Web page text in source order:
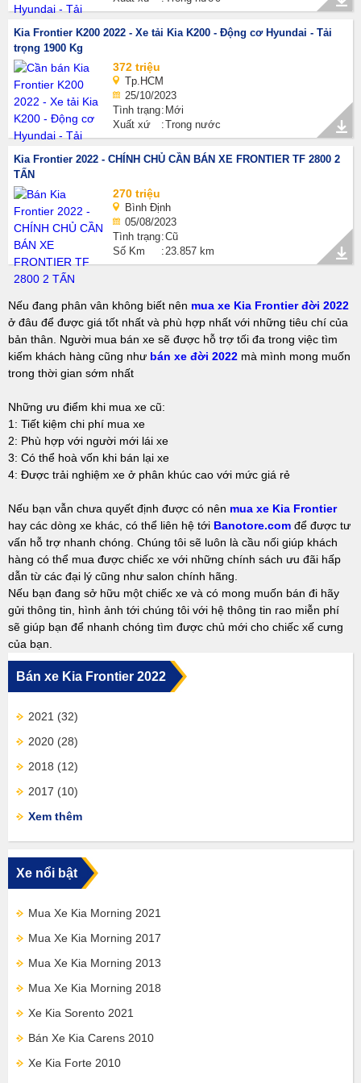
Kia Frontier K200 2022 - Xe tải Kia K200 - Động cơ Hyundai - Tải
trọng 1900 Kg
372 triệu
Tp.HCM
25/10/2023
Tình trạng Mới
Xuất xứ
Trong nước
Kia Frontier 2022 - CHÍNH CHỦ CẦN BÁN XE FRONTIER TF 2800 2
TẤN
270 triệu
Bình Định
05/08/2023
Tình trạng Cũ
Số Km
23.857 km
Nếu đang phân vân không biết nên mua xe Kia Frontier đời 2022
ở đâu để được giá tốt nhất và phù hợp nhất với những tiêu chí của
bản thân. Người mua bán xe sẽ được hỗ trợ tối đa trong việc tìm
kiếm khách hàng cũng như bán xe đời 2022 mà mình mong muốn
trong thời gian sớm nhất
Những ưu điểm khi mua xe cũ:
1: Tiết kiệm chi phí mua xe
2: Phù hợp với người mới lái xe
3: Có thể hoà vốn khi bán lại xe
4: Được trải nghiệm xe ở phân khúc cao với mức giá rẻ
Nếu bạn vẫn chưa quyết định được có nên mua xe Kia Frontier
hay các dòng xe khác, có thể liên hệ tới Banotore.com để được tư
vấn hỗ trợ nhanh chóng. Chúng tôi sẽ luôn là cầu nối giúp khách
hàng có thể mua được chiếc xe với những chính sách ưu đãi hấp
dẫn từ các đại lý cũng như salon chính hãng.
Nếu bạn đang sở hữu một chiếc xe và có mong muốn bán đi hãy
gửi thông tin, hình ảnh tới chúng tôi với hệ thông tin rao miễn phí
sẽ giúp bạn để nhanh chóng tìm được chủ mới cho chiếc xế cưng
của bạn.
Bán xe Kia Frontier 2022
2021 (32)
2020 (28)
2018 (12)
2017 (10)
Xem thêm
Xe nổi bật
Mua Xe Kia Morning 2021
Mua Xe Kia Morning 2017
Mua Xe Kia Morning 2013
Mua Xe Kia Morning 2018
Xe Kia Sorento 2021
Bán Xe Kia Carens 2010
Xe Kia Forte 2010